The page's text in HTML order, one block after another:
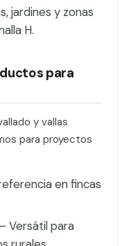
jardines y zonas
H.
para
y vallas
para proyectos
en fincas
Versátil para